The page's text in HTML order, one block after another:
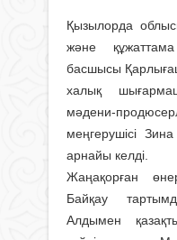
Қызылорда
және
басшысы
халық
мәдени-
меңгерушісі
арнайы келді.
Жаңақорған
Байқау
Алдымен